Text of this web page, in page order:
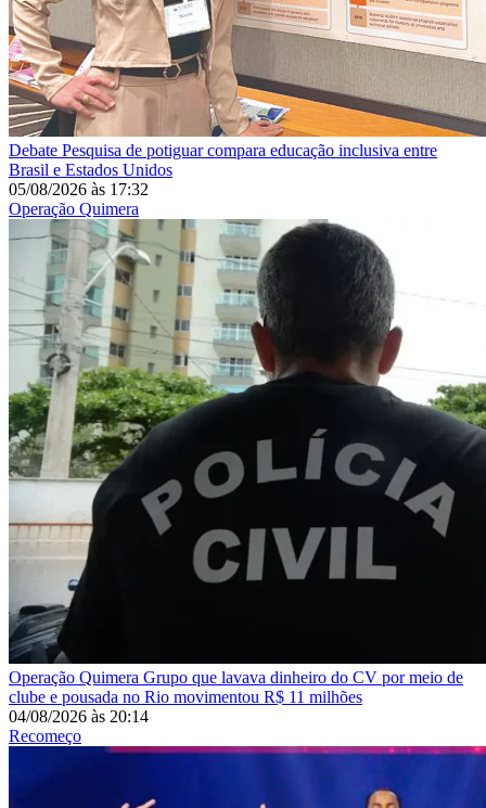
Debate Pesquisa de potiguar compara educação inclusiva entre
Brasil e Estados Unidos
05/08/2026 às 17:32
Operação Quimera
Operação Quimera Grupo que lavava dinheiro do CV por meio de
clube e pousada no Rio movimentou R$ 11 milhões
04/08/2026 às 20:14
Recomeço